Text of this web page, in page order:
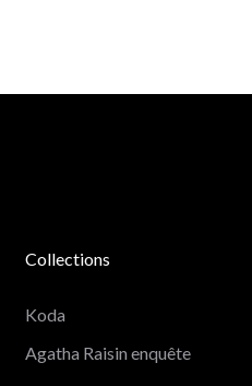
Collections
Koda
Agatha Raisin enquête